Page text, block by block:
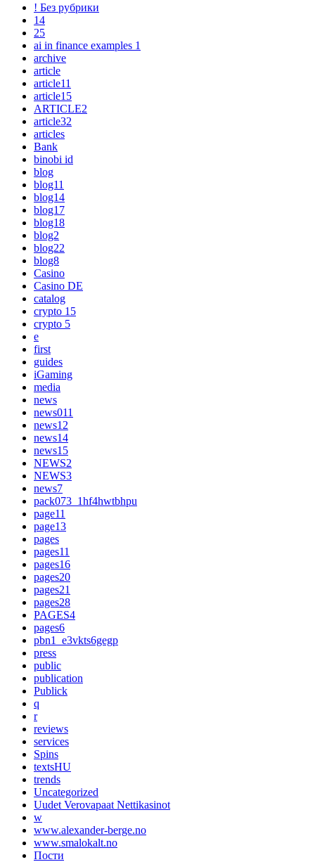
! Без рубрики
14
25
ai in finance examples 1
archive
article
article11
article15
ARTICLE2
article32
articles
Bank
binobi id
blog
blog11
blog14
blog17
blog18
blog2
blog22
blog8
Casino
Casino DE
catalog
crypto 15
crypto 5
e
first
guides
iGaming
media
news
news011
news12
news14
news15
NEWS2
NEWS3
news7
pack073_1hf4hwtbhpu
page11
page13
pages
pages11
pages16
pages20
pages21
pages28
PAGES4
pages6
pbn1_e3vkts6gegp
press
public
publication
Publick
q
r
reviews
services
Spins
textsHU
trends
Uncategorized
Uudet Verovapaat Nettikasinot
w
www.alexander-berge.no
www.smalokalt.no
Пости